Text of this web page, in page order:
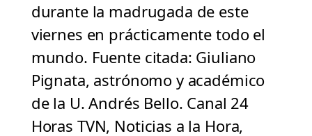
durante la madrugada de este
viernes en prácticamente todo el
mundo. Fuente citada: Giuliano
Pignata, astrónomo y académico
de la U. Andrés Bello. Canal 24
Horas TVN, Noticias a la Hora,